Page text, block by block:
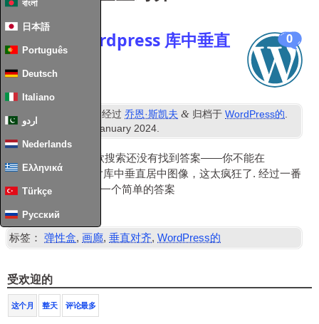
বাংলা
日本語
Português
Deutsch
Italiano
اردو
Nederlands
Ελληνικά
Türkçe
Русский
0
在默认的 wordpress 库中垂直
居中图像
发表 15 经过乔恩·斯凯夫 & 归档于WordPress的.
最近更新时间
th January 2024.
我简直不敢相信谷歌搜索还没有找到答案——你不能在
wordpress 简单图片库中垂直居中图像，这太疯狂了. 经过一番
折腾CSS
我找到了一个简单的答案
标签： 弹性盒,画廊,垂直对齐,WordPress的
受欢迎的
这个月 整天 评论最多